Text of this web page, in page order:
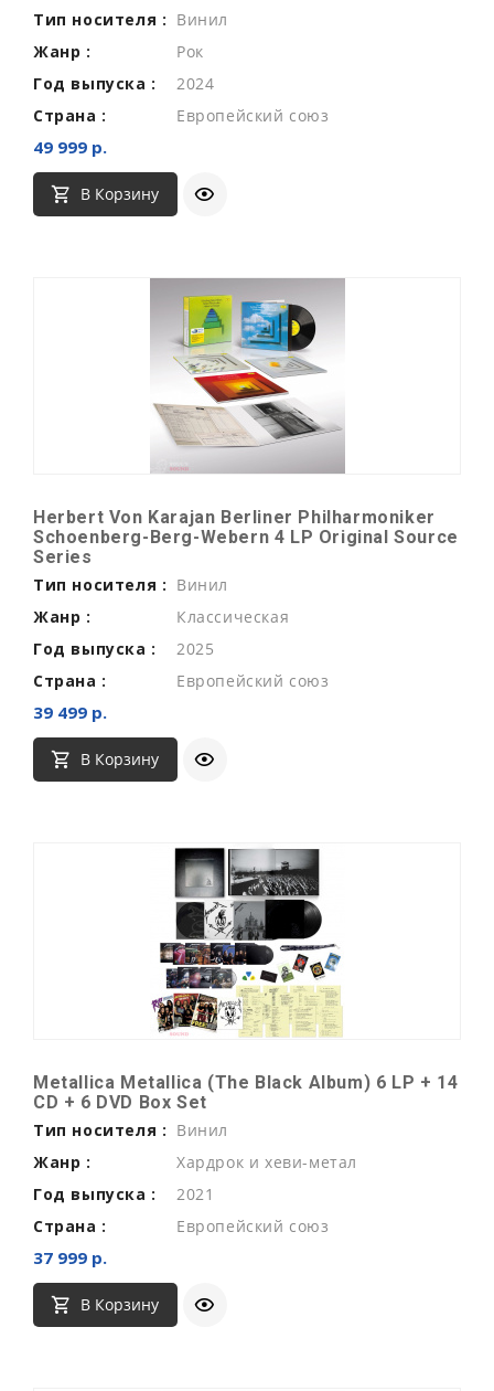
Тип носителя : Винил
Жанр :
Рок
Год выпуска :
2024
Страна :
Европейский союз
49 999 р.
В Корзину
Herbert Von Karajan Berliner Philharmoniker
Schoenberg-Berg-Webern 4 LP Original Source
Series
Тип носителя : Винил
Жанр :
Классическая
Год выпуска :
2025
Страна :
Европейский союз
39 499 р.
В Корзину
Metallica Metallica (The Black Album) 6 LP + 14
CD + 6 DVD Box Set
Тип носителя : Винил
Жанр :
Хардрок и хеви-метал
Год выпуска :
2021
Страна :
Европейский союз
37 999 р.
В Корзину